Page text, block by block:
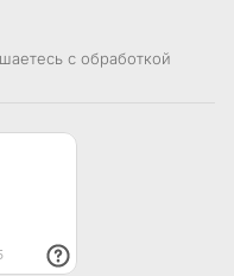
с обработкой